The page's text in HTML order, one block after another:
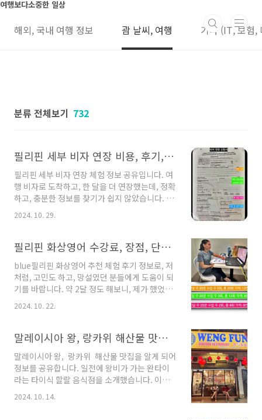
본문 바로가기
여행보다소중한 일상
해외, 국내 여행 정보 괌 날씨, 여행 기타 (IT, 보험,
분류 전체보기 732
필리핀 세부 비자 연장 비용, 후기, 이민국 위치, 신청서 작성, 대행사 가격
필리핀 세부 비자 연장 체험 정보 공유입니다. 여
행 비자로 도착하고, 한 달을 더 연장했는데, 정확
하고, 충분한 정보를 찾기가 쉽지 않았습니다. 제
가 정보 도움을 받았듯이, 필리핀 비자 필요 정보
정리 공유합니다. 세부 대가족 게스트하우스,
카드, 이심 가격세부 대가족 게스트 하우스 체험
후기입니다. 이곳이 가족여행으로 많이 오시는
곳이라, 어린아이와 함께 있기에는 호텔보다, 한
국분이 운영하는 게스트하우스를 많이 이용하시
는 거 같네요. tripeditor.tistory.com 필리핀
세부 비자 연장 필리핀 각 도시의 이민국 소속 사
45일, 필..
2024. 10. 29.
필리핀 화상영어 수강료, 장점, 단점 정리, 추천 후기, 선생님 실력
blue필리핀 화상영어 추천 체험 후기 정보로, 저
처럼, 고민도 하고, 망설였던 분들에게 도움이 되
기를 바랍니다. 약 2달 정도 해보니, 제가 했었던
영어 공부 방법보다 비용도 적고, 효과가 크다고
생각이 드네요. 상세 정보 공유합니다. 필리핀
팅 관련 업무를 하였고, 중국 주재원으로 다년간
있으면서, 영어, 일본어도 공부를 다년 간 했습니
다. 영어는 1년 조금 넘게 필리핀 마닐라, 캐나다
토론토에서 회화 공부를 했고, 문제는 다국어를
하면서, 한국에서 어떻게 이 언어들의 실력을 유
지시키는 게 관건이었습니다. 일본어는 사용이
2024. 10. 22.
말레이시아 왕, 랑카위 해산물 맛집, 음식, 가격, 가는 방법
말레이시아 왕, 랑카위 해산물 맛집을 알게 되어
정보를 공유합니다. 일전에 왕비가 가는 완타이
라는 타이식 할랄 음식점을 소개했습니다. 이번
에는 중국식 왕의 랑카위 해산물 식당 정보입니
다. 이곳은 아주 서민적이라 좀 놀랬습니다. 말
2024. 10. 14.